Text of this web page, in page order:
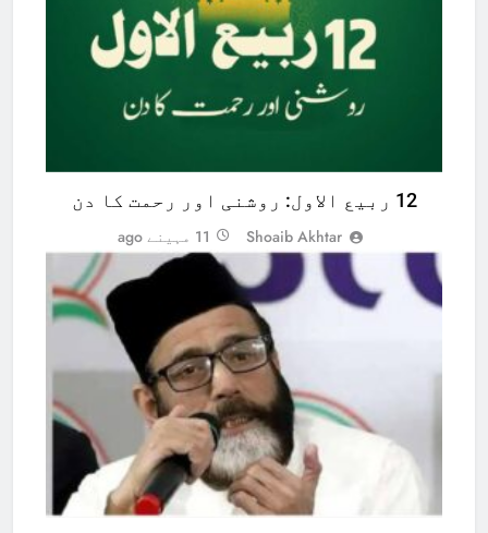
12 ربیع الاول: روشنی اور رحمت کا دن
Shoaib Akhtar 11 مہینے ago
ANALYSIS
POLITICS